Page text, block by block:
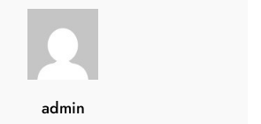
admin